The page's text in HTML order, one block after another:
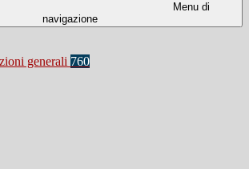
Menu di
navigazione
generali 760